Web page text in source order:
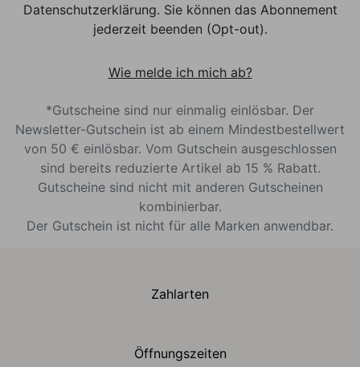
Datenschutzerklärung. Sie können das Abonnement
jederzeit beenden (Opt-out).
Wie melde ich mich ab?
*Gutscheine sind nur einmalig einlösbar. Der
Newsletter-Gutschein ist ab einem Mindestbestellwert
von 50 € einlösbar. Vom Gutschein ausgeschlossen
sind bereits reduzierte Artikel ab 15 % Rabatt.
Gutscheine sind nicht mit anderen Gutscheinen
kombinierbar.
Der Gutschein ist nicht für alle Marken anwendbar.
Zahlarten
Öffnungszeiten